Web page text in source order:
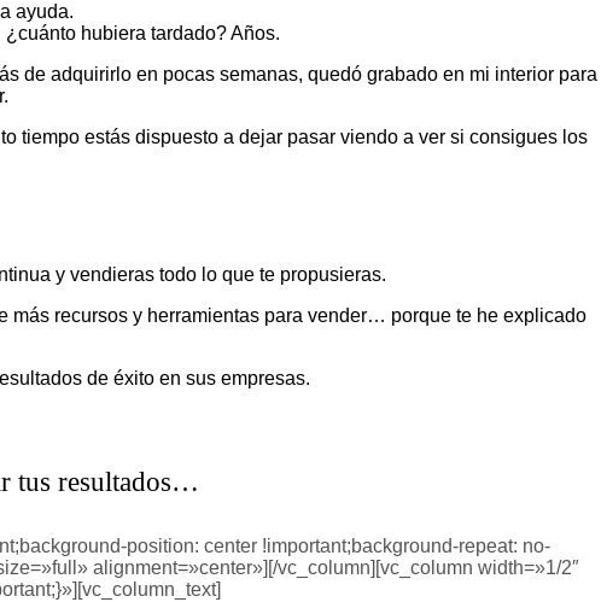
ayuda.
hubiera tardado? Años.
de adquirirlo en pocas semanas, quedó grabado en mi interior para
estás dispuesto a dejar pasar viendo a ver si consigues los
y vendieras todo lo que te propusieras.
más recursos y herramientas para vender… porque te he explicado
de éxito en sus empresas.
tus resultados…
position: center !important;background-repeat: no-
alignment=»center»][/vc_column][vc_column width=»1/2″